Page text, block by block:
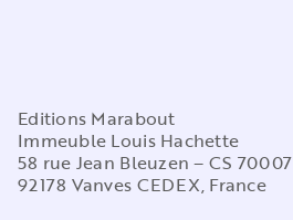
Editions Marabout
Immeuble Louis Hachette
58 rue Jean Bleuzen – CS 70007
92178 Vanves CEDEX, France